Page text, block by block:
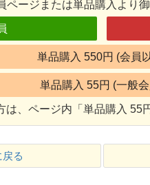
ージまたは単品購入より御
単品購入 550円 (会員
単品購入 55円 (一般
は、ページ内「単品購入 55
る